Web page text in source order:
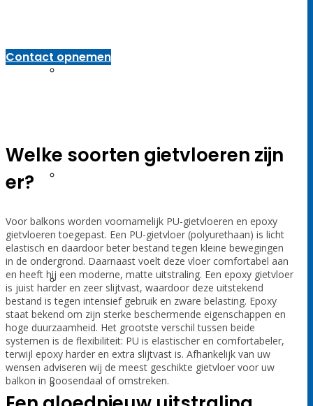
Vochtweringen
Injecteren
Contact opnemen
Welke soorten gietvloeren zijn
er?
Voor balkons worden voornamelijk PU-gietvloeren en epoxy
gietvloeren toegepast. Een PU-gietvloer (polyurethaan) is licht
elastisch en daardoor beter bestand tegen kleine bewegingen
in de ondergrond. Daarnaast voelt deze vloer comfortabel aan
en heeft hij een moderne, matte uitstraling. Een epoxy gietvloer
is juist harder en zeer slijtvast, waardoor deze uitstekend
bestand is tegen intensief gebruik en zware belasting. Epoxy
staat bekend om zijn sterke beschermende eigenschappen en
hoge duurzaamheid. Het grootste verschil tussen beide
systemen is de flexibiliteit: PU is elastischer en comfortabeler,
terwijl epoxy harder en extra slijtvast is. Afhankelijk van uw
wensen adviseren wij de meest geschikte gietvloer voor uw
balkon in Roosendaal of omstreken.